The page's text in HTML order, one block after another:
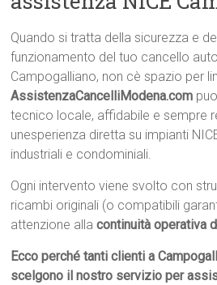
Quando si tratta della sicurezza e
funzionamento del tuo cancello
Campogalliano, non cè spazio per
AssistenzaCancelliModena.com
tecnico locale, affidabile e sempre
unesperienza diretta su impianti
industriali e condominiali.
Ogni intervento viene svolto con
ricambi originali (o compatibili
attenzione allacontinuità operativa
Ecco perché tanti clienti a
scelgono il nostro servizio per